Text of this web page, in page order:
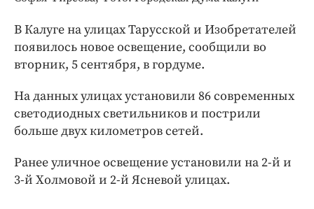
Издания
Медиаперсона
Клиника года
Бренд года
В Калуге на улицах Тарусской и Изобретателей
появилось новое освещение, сообщили во
вторник, 5 сентября, в гордуме.
На данных улицах установили 86 современных
светодиодных светильников и пострили
больше двух километров сетей.
Ранее уличное освещение установили на 2-й и
3-й Холмовой и 2-й Ясневой улицах.